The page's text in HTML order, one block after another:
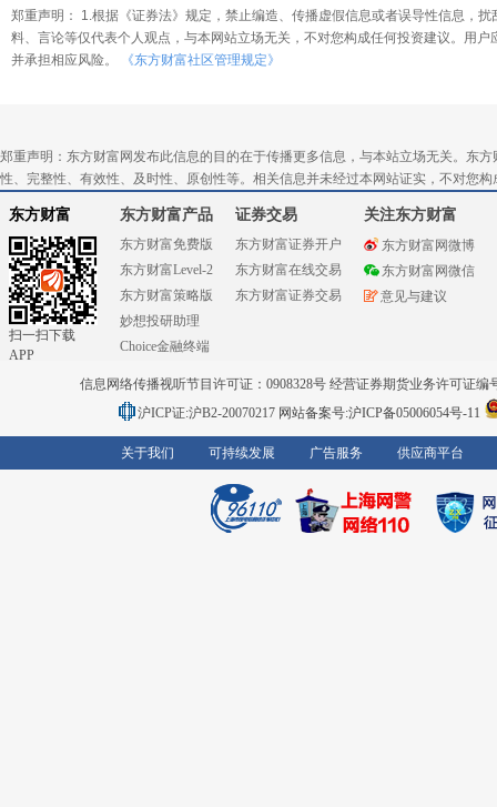
郑重声明： 1.根据《证券法》规定，禁止编造、传播虚假信息或者误导性信息，
料、言论等仅代表个人观点，与本网站立场无关，不对您构成任何投资建议。用
并承担相应风险。
《东方财富社区管理规定》
郑重声明：东方财富网发布此信息的目的在于传播更多信息，与本站立场无关。东
性、完整性、有效性、及时性、原创性等。相关信息并未经过本网站证实，不对您
东方财富
扫一扫下载
APP
东方财富产品
东方财富免费版
东方财富Level-2
东方财富策略版
妙想投研助理
Choice金融终端
证券交易
东方财富证券开户
东方财富在线交易
东方财富证券交易
关注东方财富
东方财富网微博
东方财富网微信
意见与建议
信息网络传播视听节目许可证：0908328号 经营证券期货业务许可证编
沪ICP证:沪B2-20070217 网站备案号:沪ICP备05006054号-11
关于我们 可持续发展 广告服务 供应商平台